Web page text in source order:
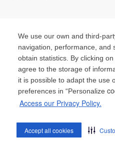
We use our own and third-
navigation, performance, and
obtain statistics. By clicking on
agree to the storage of
it is possible to adapt the use
preferences in “Personalize
Access our Privacy Policy.
Accept all cookies
Copyright © 2013. Todos
É vedada a reprodução, total ou